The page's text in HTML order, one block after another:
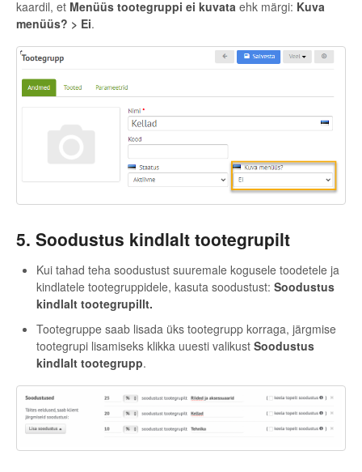
kaardil, et Menüüs tootegruppi ei kuvata ehk märgi: Kuva
menüüs? > Ei.
5. Soodustus kindlalt tootegrupilt
Kui tahad teha soodustust suuremale kogusele toodetele ja
kindlatele tootegruppidele, kasuta soodustust: Soodustus
kindlalt tootegrupillt.
Tootegruppe saab lisada üks tootegrupp korraga, järgmise
tootegrupi lisamiseks klikka uuesti valikust Soodustus
kindlalt tootegrupp.